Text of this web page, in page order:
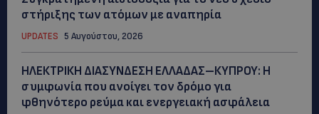
στήριξης των ατόμων με αναπηρία
UPDATES 5 Αυγούστου, 2026
ΗΛΕΚΤΡΙΚΗ ΔΙΑΣΥΝΔΕΣΗ ΕΛΛΑΔΑΣ–ΚΥΠΡΟΥ: Η
συμφωνία που ανοίγει τον δρόμο για
φθηνότερο ρεύμα και ενεργειακή ασφάλεια